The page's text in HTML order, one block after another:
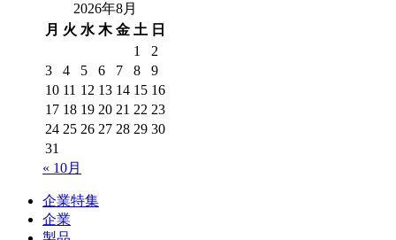
2026年8月
月 火 水 木 金 土 日
1
2
3
4 5 6 7 8
9
10 11 12 13 14 15 16
17 18 19 20 21 22 23
24 25 26 27 28 29 30
31
« 10月
企業特集
企業